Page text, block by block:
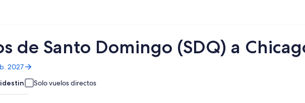
de Santo Domingo (SDQ) a
2027
Solo vuelos directos